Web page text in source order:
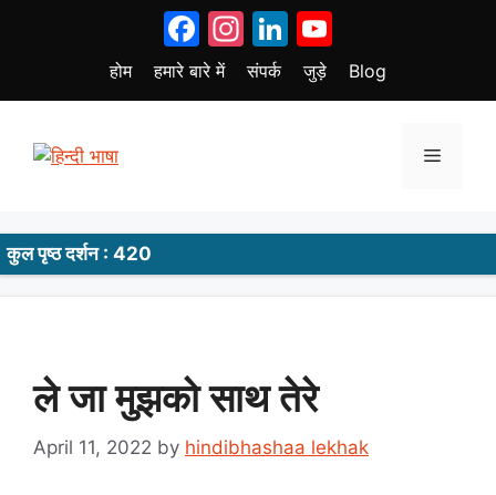
Facebook
Instagram
LinkedIn
होम हमारे बारे में संपर्क जुड़े Blog
Menu
कुल पृष्ठ दर्शन : 420
ले जा मुझको साथ तेरे
April 11, 2022 by hindibhashaa lekhak